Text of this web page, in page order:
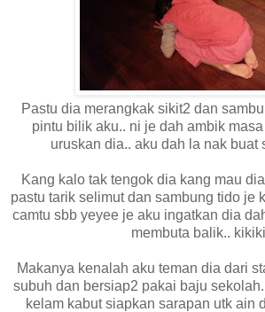
Pastu dia merangkak sikit2 dan
pintu bilik aku.. ni je dah ambik
uruskan dia.. aku dah la nak buat
Kang kalo tak tengok dia kang mau
pastu tarik selimut dan sambung tido je
camtu sbb yeyee je aku ingatkan dia
membuta balik.. kikiki
Makanya kenalah aku teman dia dari
subuh dan bersiap2 pakai baju
kelam kabut siapkan sarapan utk ain